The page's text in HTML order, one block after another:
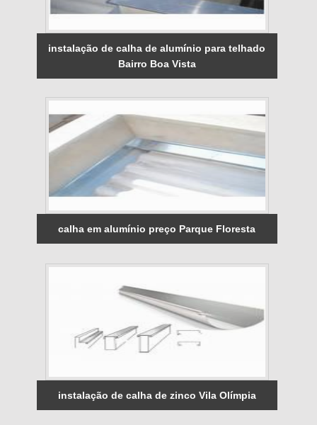
instalação de calha de alumínio para telhado
Bairro Boa Vista
calha em alumínio preço Parque Floresta
instalação de calha de zinco Vila Olímpia